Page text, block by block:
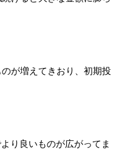
が増えてきおり、初期投
り良いものが広がってま